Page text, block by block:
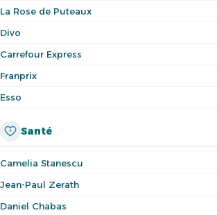
La Rose de Puteaux
Divo
Carrefour Express
Franprix
Esso
Santé
Camelia Stanescu
Jean-Paul Zerath
Daniel Chabas